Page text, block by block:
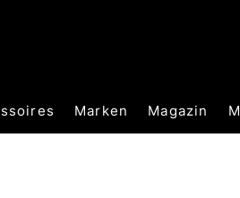
Marken Magazin